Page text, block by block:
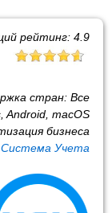
рейтинг: 4.9
стран: Все
Android, macOS
бизнеса
Система Учета